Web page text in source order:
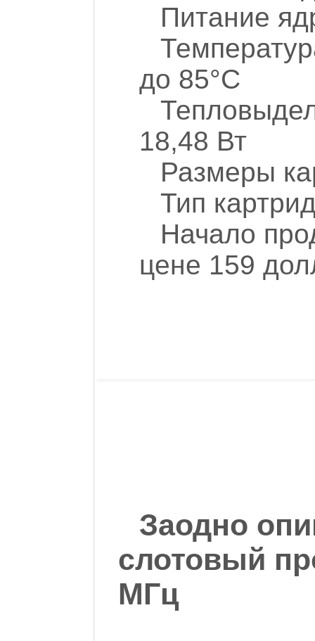
Питание
до 85°С
18,48 Вт
Размеры
Тип
Начало
цене 159
Заодно
слотовый
МГц